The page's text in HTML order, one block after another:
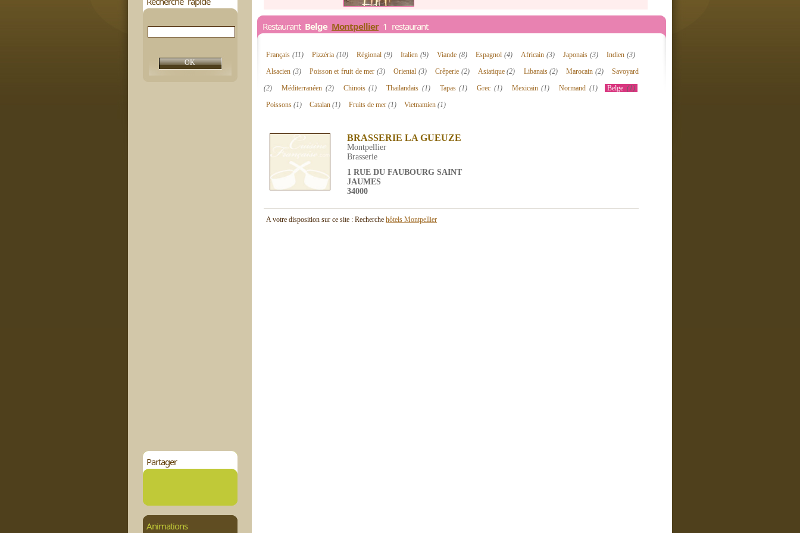
Partager
Animations
Restaurant Belge Montpellier1 restaurant
Français (11) Pizzéria (10) Régional (9) Italien (9) Viande (8) Espagnol (4) Africain (3) Japonais (3) Indien (3)
Alsacien (3) Poisson et fruit de mer(3) Oriental (3) Crêperie (2) Asiatique(2) Libanais(2) Marocain(2)
Savoyard
(2)
Méditerranéen (2) Chinois(1) Thailandais (1) Tapas(1) Grec (1) Mexicain(1) Normand(1) Belge (1)
Poissons (1) Catalan(1) Fruits de mer (1) Vietnamien(1)
BRASSERIE LA GUEUZE
Montpellier
Brasserie
1 RUE DU FAUBOURG SAINT
JAUMES
34000
A votre disposition sur ce site : Recherche hôtels Montpellier